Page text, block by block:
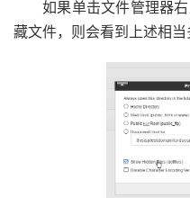
如果单击文件管理器
藏文件，则会看到上述相当